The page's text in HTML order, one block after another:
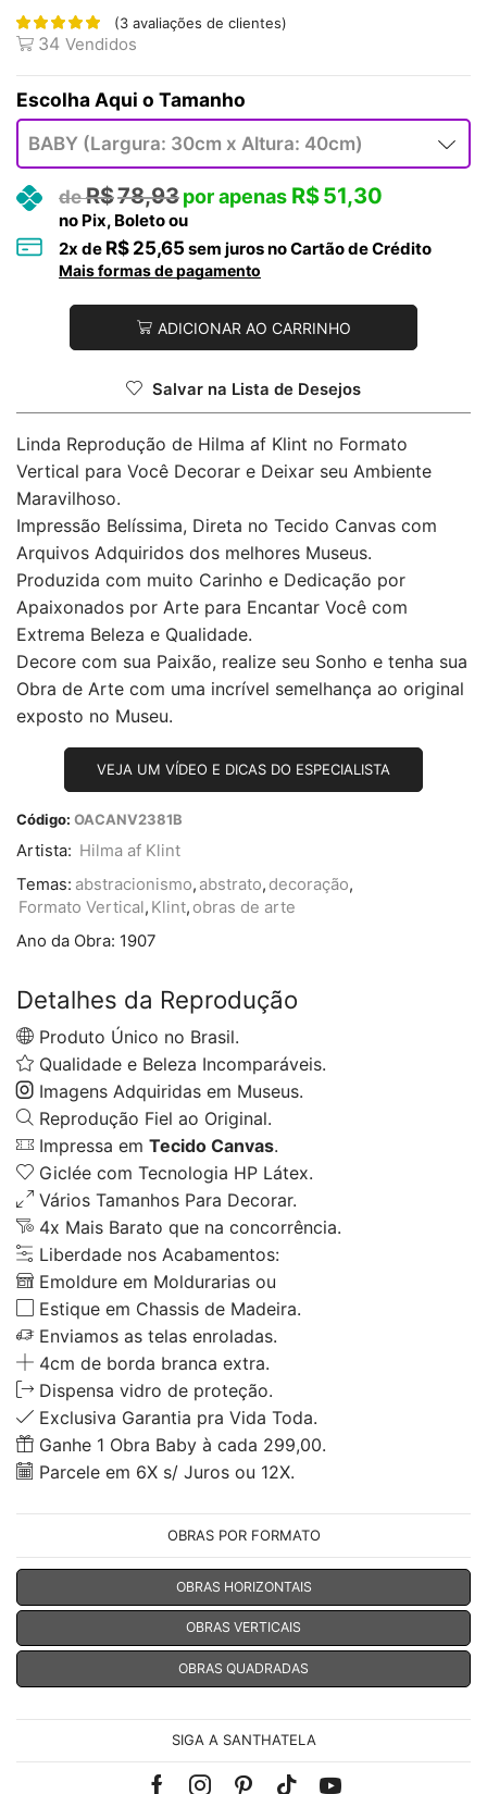
(3 avaliações de clientes)
34 Vendidos
Tamanho
R$78,93 R$51,30
no Pix, Boleto ou
2x de R$ 25,65 sem juros no Cartão de Crédito
Mais formas de pagamento
ADICIONAR AO CARRINHO
Salvar na Lista de Desejos
Linda Reprodução de Hilma af Klint no Formato
Vertical para Você Decorar e Deixar seu Ambiente
Maravilhoso.
Impressão Belíssima, Direta no Tecido Canvas com
Arquivos Adquiridos dos melhores Museus.
Produzida com muito Carinho e Dedicação por
Apaixonados por Arte para Encantar Você com
Extrema Beleza e Qualidade.
Decore com sua Paixão, realize seu Sonho e tenha sua
Obra de Arte com uma incrível semelhança ao original
exposto no Museu.
VEJA UM VÍDEO E DICAS DO ESPECIALISTA
Código: OACANV2381B
Artista: Hilma af Klint
Temas: abstracionismo, abstrato, decoração,
Formato Vertical, Klint, obras de arte
Ano da Obra: 1907
Detalhes da Reprodução
Produto Único no Brasil.
Qualidade e Beleza Incomparáveis.
Imagens Adquiridas em Museus.
Reprodução Fiel ao Original.
Impressa em Tecido Canvas.
Giclée com Tecnologia HP Látex.
Vários Tamanhos Para Decorar.
4x Mais Barato que na concorrência.
Liberdade nos Acabamentos:
Emoldure em Moldurarias ou
Estique em Chassis de Madeira.
Enviamos as telas enroladas.
4cm de borda branca extra.
Dispensa vidro de proteção.
Exclusiva Garantia pra Vida Toda.
Ganhe 1 Obra Baby à cada 299,00.
Parcele em 6X s/ Juros ou 12X.
OBRAS POR FORMATO
OBRAS HORIZONTAIS
OBRAS VERTICAIS
OBRAS QUADRADAS
SIGA A SANTHATELA